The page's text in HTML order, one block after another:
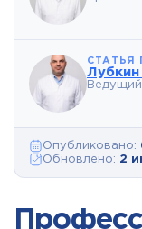
СТАТЬЯ
Опубликовано:
Обновлено: 2